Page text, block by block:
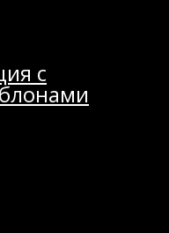
с